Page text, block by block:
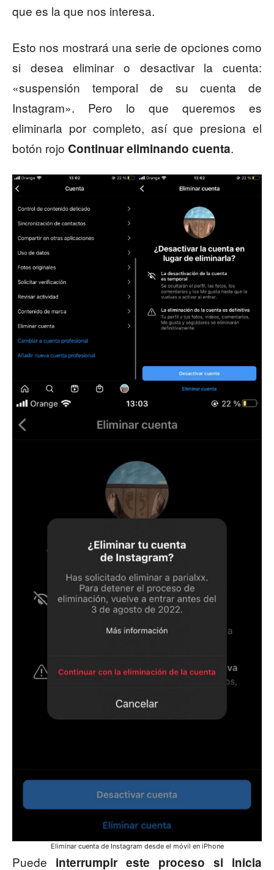
que es la que nos interesa.
Esto nos mostrará una serie de opciones como
si desea eliminar o desactivar la cuenta:
«suspensión temporal de su cuenta de
Instagram». Pero lo que queremos es
eliminarla por completo, así que presiona el
botón rojo Continuar eliminando cuenta.
Eliminar cuenta de Instagram desde el móvil en iPhone
Puede interrumpir este proceso si inicia